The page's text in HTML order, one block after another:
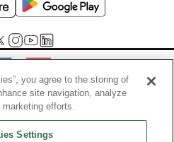
alcooliques aux mineurs de
de 18 ans
you agree to the storing of
site navigation, analyze
efforts.
Settings